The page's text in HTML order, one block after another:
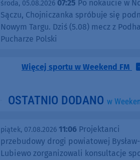
środa, 05.08.2026 07:25 Po nokaucie w
Sączu, Chojniczanka spróbuje się
Nowym Targu. Dziś (5.08) mecz z
Pucharze Polski
Więcej sportu w Weekend FM
OSTATNIO DODANO w
piątek, 07.08.2026 11:06 Projektanci
przebudowy drogi powiatowej Bysław-
Lubiewo zorganizowali konsultacje